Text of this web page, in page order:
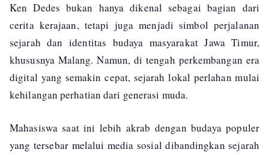
Ken Dedes bukan hanya dikenal sebagai bagian dari
cerita kerajaan, tetapi juga menjadi simbol perjalanan
sejarah dan identitas budaya masyarakat Jawa Timur,
khususnya Malang. Namun, di tengah perkembangan era
digital yang semakin cepat, sejarah lokal perlahan mulai
kehilangan perhatian dari generasi muda.
Mahasiswa saat ini lebih akrab dengan budaya populer
yang tersebar melalui media sosial dibandingkan sejarah